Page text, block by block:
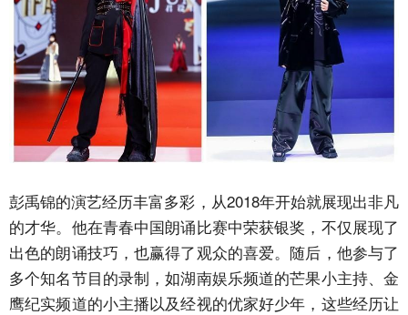
彭禹锦的演艺经历丰富多彩，从2018年开始就展现出非凡
的才华。他在青春中国朗诵比赛中荣获银奖，不仅展现了
出色的朗诵技巧，也赢得了观众的喜爱。随后，他参与了
多个知名节目的录制，如湖南娱乐频道的芒果小主持、金
鹰纪实频道的小主播以及经视的优家好少年，这些经历让